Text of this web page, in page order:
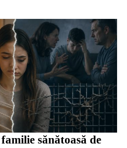
sănătoasă de